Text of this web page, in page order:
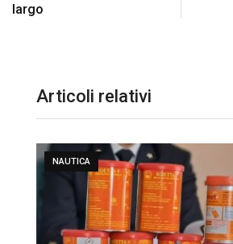
largo
Articoli relativi
NAUTICA